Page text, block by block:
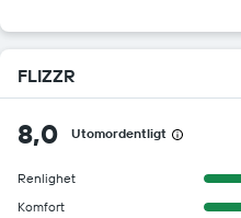
FLIZZR
8,0 Utomordentligt
Renlighet
Komfort